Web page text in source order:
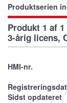
Produktserien
Produkt 1 af 1
3-årig licens,
HMI-nr.
Sidst opdateret